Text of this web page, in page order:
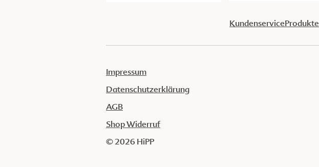
KundenserviceProdukte
Impressum
Datenschutzerklärung
AGB
Shop Widerruf
© 2026 HiPP